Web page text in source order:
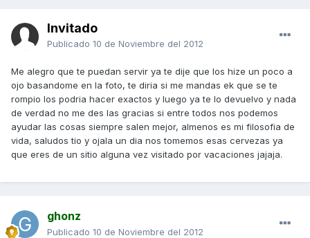
Invitado
Publicado 10 de Noviembre del 2012
Me alegro que te puedan servir ya te dije que los hize un poco a
ojo basandome en la foto, te diria si me mandas ek que se te
rompio los podria hacer exactos y luego ya te lo devuelvo y nada
de verdad no me des las gracias si entre todos nos podemos
ayudar las cosas siempre salen mejor, almenos es mi filosofia de
vida, saludos tio y ojala un dia nos tomemos esas cervezas ya
que eres de un sitio alguna vez visitado por vacaciones jajaja.
ghonz
Publicado 10 de Noviembre del 2012